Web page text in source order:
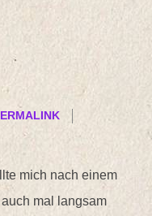
mich nach einem
mal langsam